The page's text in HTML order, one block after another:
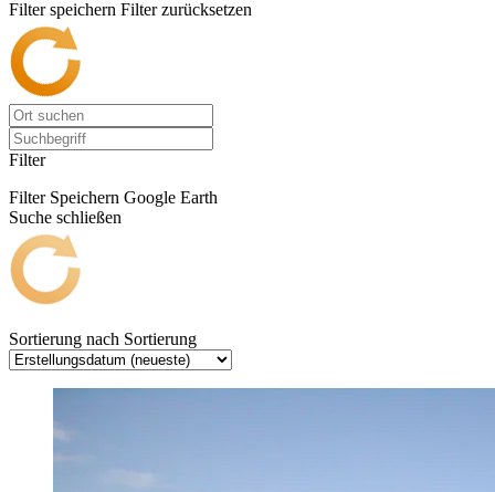
Filter speichern Filter zurücksetzen
Filter
Filter Speichern Google Earth
Suche schließen
Sortierung nach Sortierung